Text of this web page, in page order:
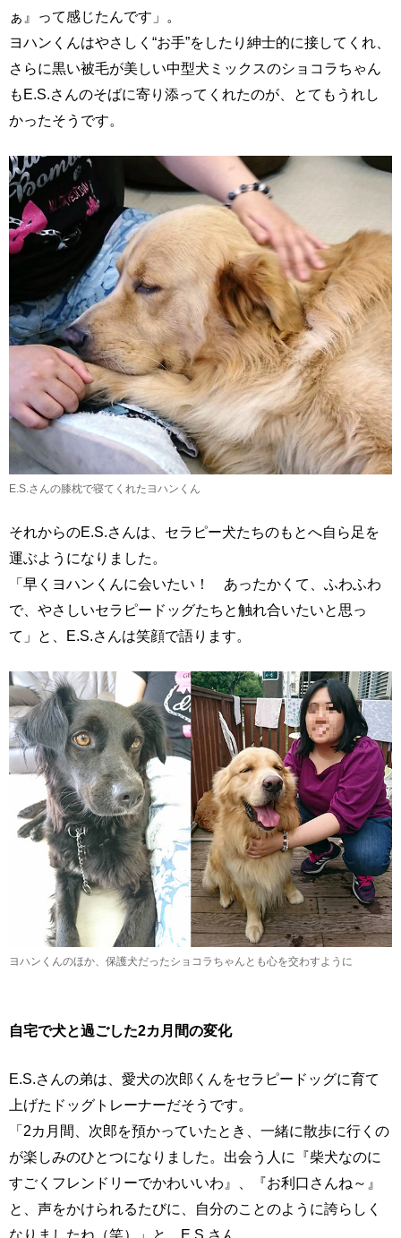
ぁ』って感じたんです」。
ヨハンくんはやさしく“お手”をしたり紳士的に接してくれ、
さらに黒い被毛が美しい中型犬ミックスのショコラちゃん
もE.S.さんのそばに寄り添ってくれたのが、とてもうれし
かったそうです。
E.S.さんの膝枕で寝てくれたヨハンくん
それからのE.S.さんは、セラピー犬たちのもとへ自ら足を
運ぶようになりました。
「早くヨハンくんに会いたい！ あったかくて、ふわふわ
で、やさしいセラピードッグたちと触れ合いたいと思っ
て」と、E.S.さんは笑顔で語ります。
ヨハンくんのほか、保護犬だったショコラちゃんとも心を交わすように
自宅で犬と過ごした2カ月間の変化
E.S.さんの弟は、愛犬の次郎くんをセラピードッグに育て
上げたドッグトレーナーだそうです。
「2カ月間、次郎を預かっていたとき、一緒に散歩に行くの
が楽しみのひとつになりました。出会う人に『柴犬なのに
すごくフレンドリーでかわいいわ』、『お利口さんね～』
と、声をかけられるたびに、自分のことのように誇らしく